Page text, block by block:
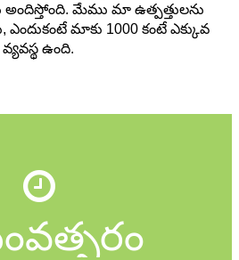
మేము మా ఉత్పత్తులను
మాకు 1000 కంటే ఎక్కువ
ఉంది.